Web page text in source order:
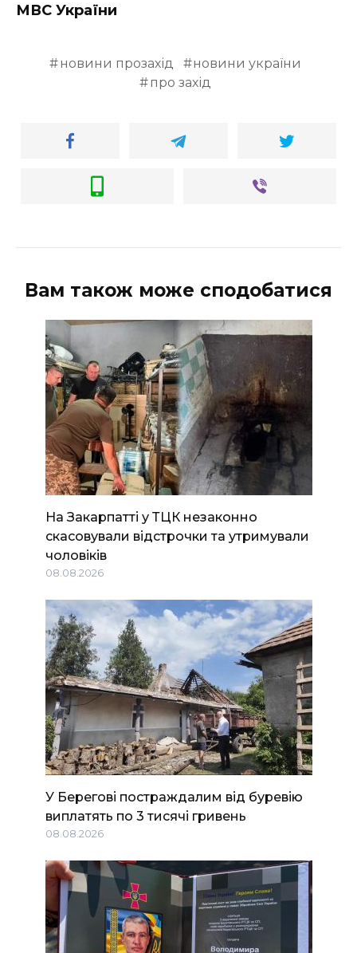
МВС України
новини прозахід
новини україни
про захід
Вам також може сподобатися
На Закарпатті у ТЦК незаконно
скасовували відстрочки та утримували
чоловіків
08.08.2026
У Берегові постраждалим від буревію
виплатять по 3 тисячі гривень
08.08.2026